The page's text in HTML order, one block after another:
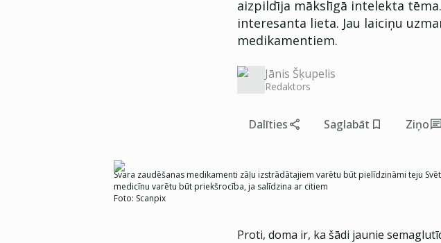
aizpildīja mākslīgā intelekta
interesanta lieta. Jau laiciņu
medikamentiem.
Jānis Šķupelis
Redaktors
Dalīties Saglabāt Ziņo
Svara zaudēšanas medikamenti zāļu izstrādātajiem varētu būt pielīdzināmi teju
medicīnu varētu būt priekšrocība, ja salīdzina ar citiem
Foto: Scanpix
Proti, doma ir, ka šādi jaunie